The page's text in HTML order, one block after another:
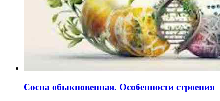
Сосна обыкновенная. Особенности строения